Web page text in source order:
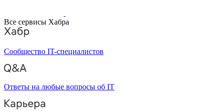
Все сервисы Хабра
Сообщество IT-специалистов
Ответы на любые вопросы об IT